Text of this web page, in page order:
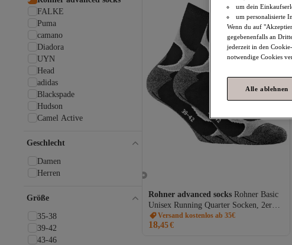
Rohner advanced socks Rohner Basic
Unisex Running Quarter Socken, 2er
Pack - Sportsocken, Outdoor, Walking
Versand kostenlos ab 35€
18,45€
FALKE
Puma
camano
Diadora
UYN
Head
adidas
Blackspade
Hudson
Camel Active
BUGATTI
Tom Tailor
s.Oliver
Under Armour
Stance
Camp David
Happy Socks
Geschlecht
Damen
Herren
Größe
35-38
39-42
43-46
um dein
um personalisierte
Wenn du auf
gegebenenfalls an
jederzeit in den
notwendige Cookies
Alle ablehnen